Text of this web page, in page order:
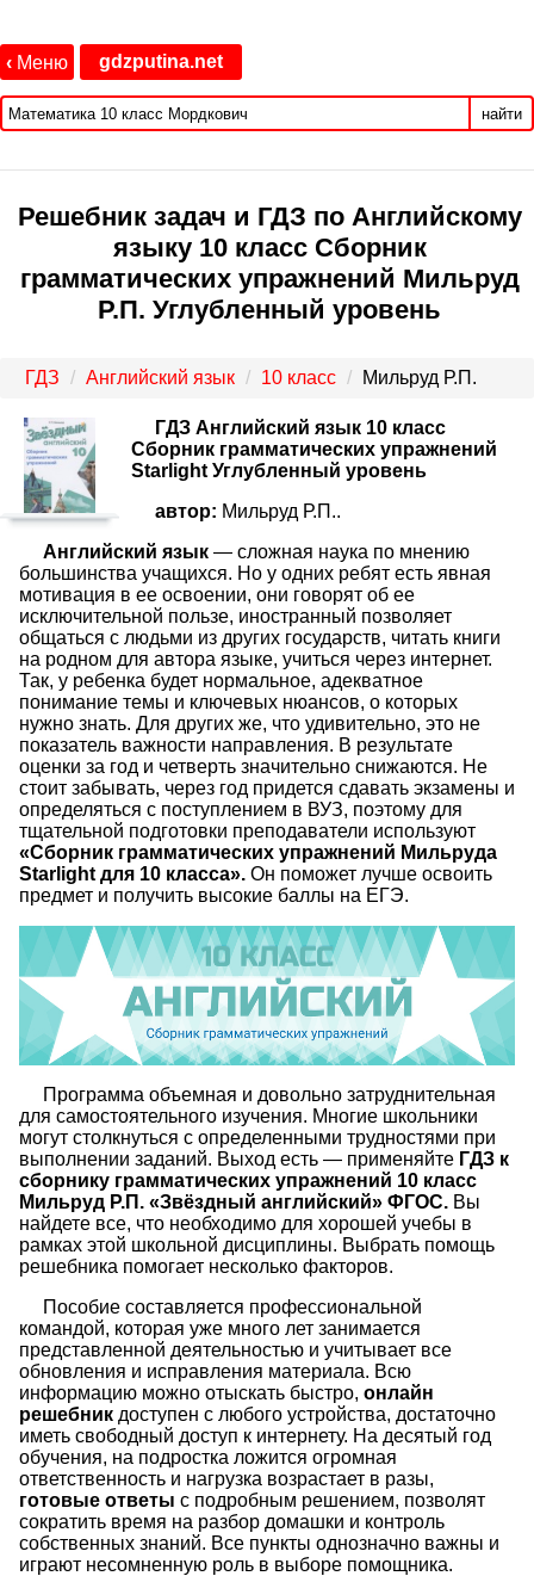
‹ Меню gdzputina.net
найти
Решебник задач и ГДЗ по Английскому
языку 10 класс Сборник
грамматических упражнений Мильруд
Р.П. Углубленный уровень
ГДЗ Английский язык 10 класс Мильруд Р.П.
ГДЗ Английский язык 10 класс
Сборник грамматических упражнений
Starlight Углубленный уровень
автор: Мильруд Р.П..
Английский язык — сложная наука по мнению
большинства учащихся. Но у одних ребят есть явная
мотивация в ее освоении, они говорят об ее
исключительной пользе, иностранный позволяет
общаться с людьми из других государств, читать книги
на родном для автора языке, учиться через интернет.
Так, у ребенка будет нормальное, адекватное
понимание темы и ключевых нюансов, о которых
нужно знать. Для других же, что удивительно, это не
показатель важности направления. В результате
оценки за год и четверть значительно снижаются. Не
стоит забывать, через год придется сдавать экзамены и
определяться с поступлением в ВУЗ, поэтому для
тщательной подготовки преподаватели используют
«Сборник грамматических упражнений Мильруда
Starlight для 10 класса». Он поможет лучше освоить
предмет и получить высокие баллы на ЕГЭ.
Программа объемная и довольно затруднительная
для самостоятельного изучения. Многие школьники
могут столкнуться с определенными трудностями при
выполнении заданий. Выход есть — применяйте ГДЗ к
сборнику грамматических упражнений 10 класс
Мильруд Р.П. «Звёздный английский» ФГОС. Вы
найдете все, что необходимо для хорошей учебы в
рамках этой школьной дисциплины. Выбрать помощь
решебника помогает несколько факторов.
Пособие составляется профессиональной
командой, которая уже много лет занимается
представленной деятельностью и учитывает все
обновления и исправления материала. Всю
информацию можно отыскать быстро, онлайн
решебник доступен с любого устройства, достаточно
иметь свободный доступ к интернету. На десятый год
обучения, на подростка ложится огромная
ответственность и нагрузка возрастает в разы,
готовые ответы с подробным решением, позволят
сократить время на разбор домашки и контроль
собственных знаний. Все пункты однозначно важны и
играют несомненную роль в выборе помощника.